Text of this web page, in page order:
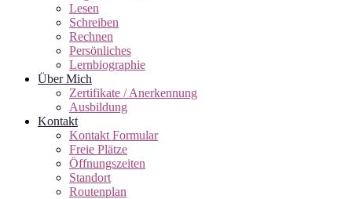
Lesen
Schreiben
Rechnen
Persönliches
Lernbiographie
Über Mich
Zertifikate / Anerkennung
Ausbildung
Kontakt
Kontakt Formular
Freie Plätze
Öffnungszeiten
Standort
Routenplan